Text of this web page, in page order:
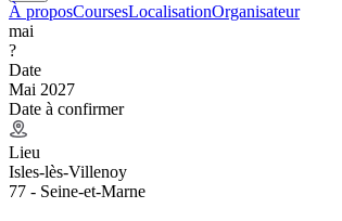
À proposCoursesLocalisationOrganisateur
mai
?
Date
Mai 2027
Date à confirmer
Lieu
Isles-lès-Villenoy
77 - Seine-et-Marne